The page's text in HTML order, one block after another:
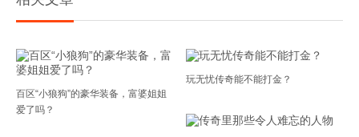
百区“小狼狗”的豪华装备，富婆姐姐
爱了吗？
玩无忧传奇能不能打金？